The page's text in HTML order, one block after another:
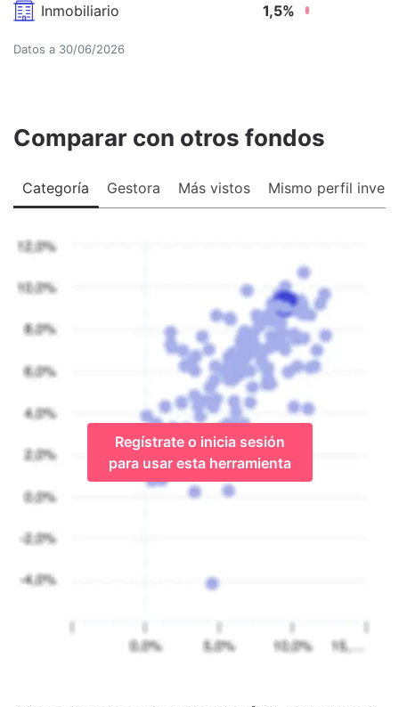
Inmobiliario 1,5%
Datos a 30/06/2026
Comparar con otros fondos
Categoría Gestora Más vistos Mismo perfil
Regístrate o inicia sesión
para usar esta herramienta